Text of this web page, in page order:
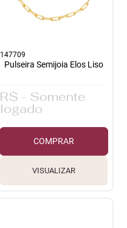
147709
Pulseira Semijoia Elos Liso
R$ - Somente
logado
COMPRAR
VISUALIZAR